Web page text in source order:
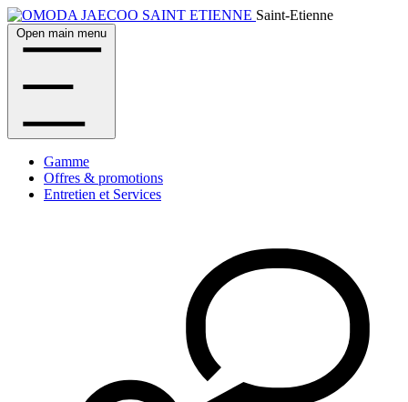
Saint-Etienne
Open main menu
Gamme
Offres & promotions
Entretien et Services